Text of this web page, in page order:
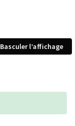
Basculer l’affichage